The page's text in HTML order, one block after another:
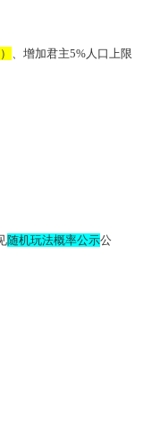
、增加君主5%人口上限
随机玩法概率公示公